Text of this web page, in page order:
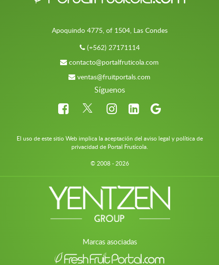
Apoquindo 4775, of 1504, Las Condes
(+562) 27171114
contacto@portalfruticola.com
ventas@fruitportals.com
Síguenos
El uso de este sitio Web implica la aceptación del aviso legal y política de
privacidad de Portal Frutícola.
© 2008 - 2026
Marcas asociadas